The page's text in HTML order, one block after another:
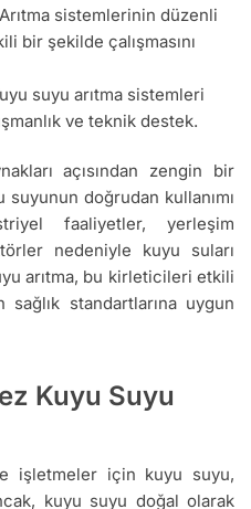
Arıtma sistemlerinin düzenli
bir şekilde çalışmasını
suyu arıtma sistemleri
ve teknik destek.
açısından zengin bir
doğrudan kullanımı
faaliyetler, yerleşim
nedeniyle kuyu suları
arıtma, bu kirleticileri etkili
standartlarına uygun
Kuyu Suyu
işletmeler için kuyu suyu,
kuyu suyu doğal olarak